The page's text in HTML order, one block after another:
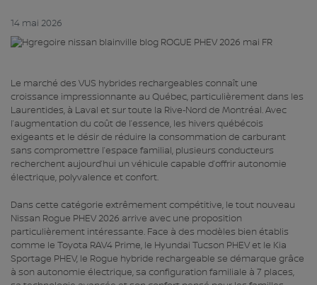
14 mai 2026
Le marché des VUS hybrides rechargeables connaît une
croissance impressionnante au Québec, particulièrement dans les
Laurentides, à Laval et sur toute la Rive‑Nord de Montréal. Avec
l’augmentation du coût de l’essence, les hivers québécois
exigeants et le désir de réduire la consommation de carburant
sans compromettre l’espace familial, plusieurs conducteurs
recherchent aujourd’hui un véhicule capable d’offrir autonomie
électrique, polyvalence et confort.
Dans cette catégorie extrêmement compétitive, le tout nouveau
Nissan Rogue PHEV 2026 arrive avec une proposition
particulièrement intéressante. Face à des modèles bien établis
comme le Toyota RAV4 Prime, le Hyundai Tucson PHEV et le Kia
Sportage PHEV, le Rogue hybride rechargeable se démarque grâce
à son autonomie électrique, sa configuration familiale à 7 places,